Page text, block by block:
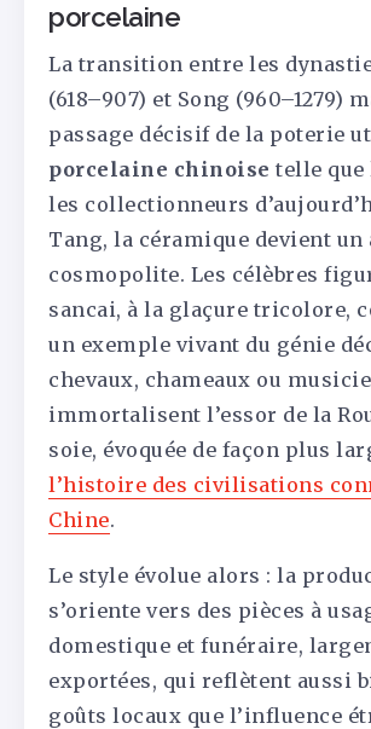
porcelaine
La transition entre les
(618–907) et Song (960–1279)
passage décisif de la poterie
porcelaine chinoise telle que
les collectionneurs
Tang, la céramique devient un
cosmopolite. Les célèbres
sancai, à la glaçure tricolore,
un exemple vivant du génie
chevaux, chameaux ou
immortalisent l’essor de la
soie, évoquée de façon plus
l’histoire des civilisations
Chine.
Le style évolue alors : la
s’oriente vers des pièces à
domestique et funéraire,
exportées, qui reflètent aussi
goûts locaux que l’influence